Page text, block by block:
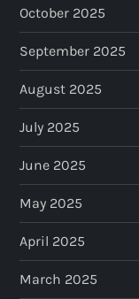
October 2025
September 2025
August 2025
July 2025
June 2025
May 2025
April 2025
March 2025